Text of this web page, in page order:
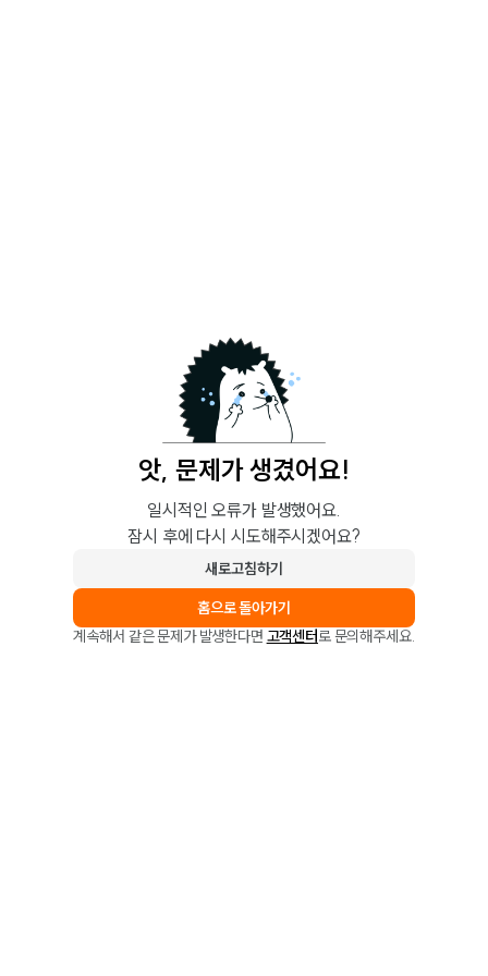
앗, 문제가 생겼어요!
일시적인 오류가 발생했어요.
잠시 후에 다시 시도해주시겠어요?
새로고침하기
홈으로 돌아가기
계속해서 같은 문제가 발생한다면 고객센터로 문의해주세요.